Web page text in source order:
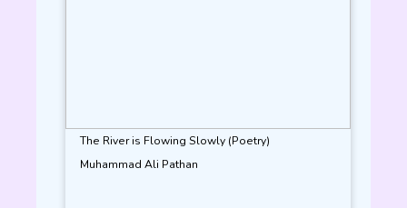
The River is Flowing Slowly (Poetry)
Muhammad Ali Pathan